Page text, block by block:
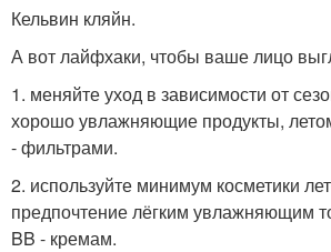
Кельвин кляйн.
А вот лайфхаки, чтобы ваше лицо
1. меняйте уход в зависимости от
хорошо увлажняющие продукты,
- фильтрами.
2. используйте минимум косметики
предпочтение лёгким увлажняющим
BB - кремам.